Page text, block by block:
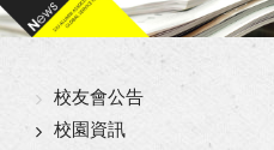
校友會公告
校園資訊